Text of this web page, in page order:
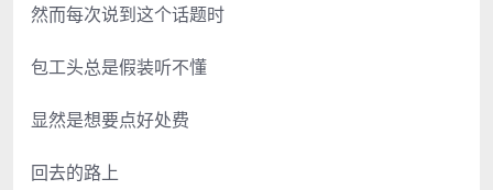
然而每次说到这个话题时
包工头总是假装听不懂
显然是想要点好处费
回去的路上